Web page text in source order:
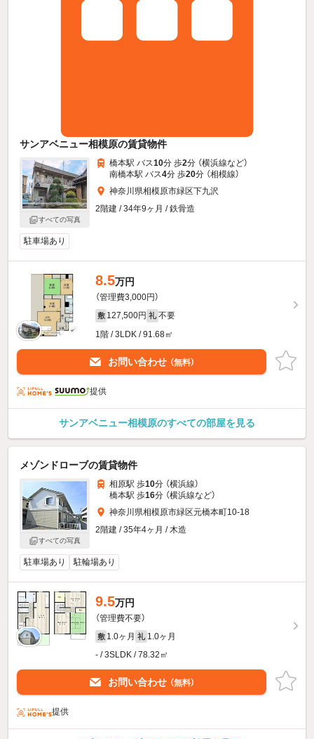
サンアベニュー相模原の賃貸物件
すべての写真
橋本駅 バス10分 歩2分 （横浜線など）
南橋本駅 バス4分 歩20分 （相模線）
神奈川県相模原市緑区下九沢
2階建 / 34年9ヶ月 / 鉄骨造
駐車場あり
8.5万円
（管理費3,000円）
敷 127,500円 礼 不要
1階 / 3LDK / 91.68㎡
お問い合わせ （無料）
提供
サンアベニュー相模原のすべての部屋を見る
メゾンドローブの賃貸物件
すべての写真
相原駅 歩10分 （横浜線）
橋本駅 歩16分 （横浜線など）
神奈川県相模原市緑区元橋本町10-18
2階建 / 35年4ヶ月 / 木造
駐車場あり 駐輪場あり
9.5万円
（管理費不要）
敷 1.0ヶ月 礼 1.0ヶ月
- / 3SLDK / 78.32㎡
お問い合わせ （無料）
提供